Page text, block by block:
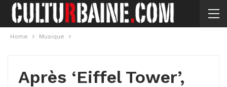
Home Musique
Après ‘Eiffel Tower’,